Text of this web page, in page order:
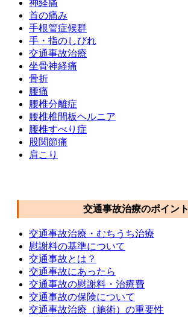
神経痛
首の痛み
手根管症候群
手・指のしびれ
交通事故治療
坐骨神経痛
骨折
腰痛
腰椎分離症
腰椎椎間板ヘルニア
腰椎すべり症
股関節痛
肩こり
交通事故治療のポイント
交通事故治療・むちうち治療
慰謝料の基準について
交通事故とは？
交通事故にあったら
交通事故の慰謝料・治療費
交通事故の保険について
交通事故治療（施術）の重要性